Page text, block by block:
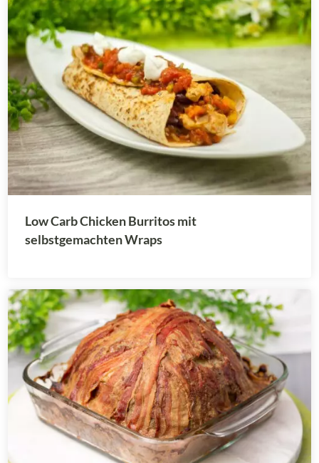
Low Carb Chicken Burritos mit
selbstgemachten Wraps